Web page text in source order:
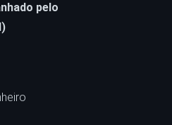
pelo